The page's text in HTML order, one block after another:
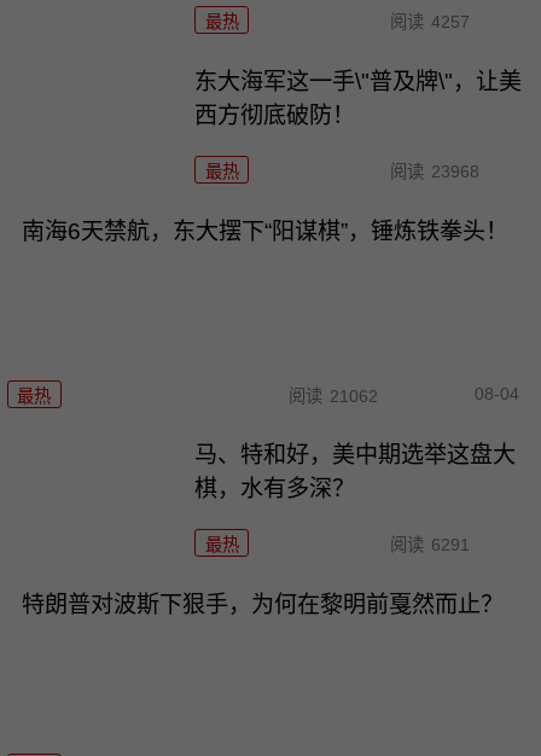
最热 阅读 4257
东大海军这一手\"普及牌\"，让美
西方彻底破防！
最热 阅读 23968
南海6天禁航，东大摆下“阳谋棋”，锤炼铁拳头！
最热 阅读 21062 08-04
马、特和好，美中期选举这盘大
棋，水有多深？
最热 阅读 6291
特朗普对波斯下狠手，为何在黎明前戛然而止？